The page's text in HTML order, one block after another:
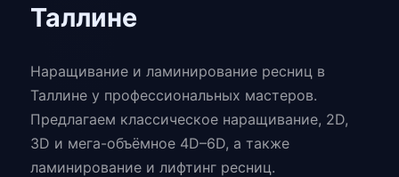
Таллине
Наращивание и ламинирование ресниц в
Таллине у профессиональных мастеров.
Предлагаем классическое наращивание, 2D,
3D и мега-объёмное 4D–6D, а также
ламинирование и лифтинг ресниц.